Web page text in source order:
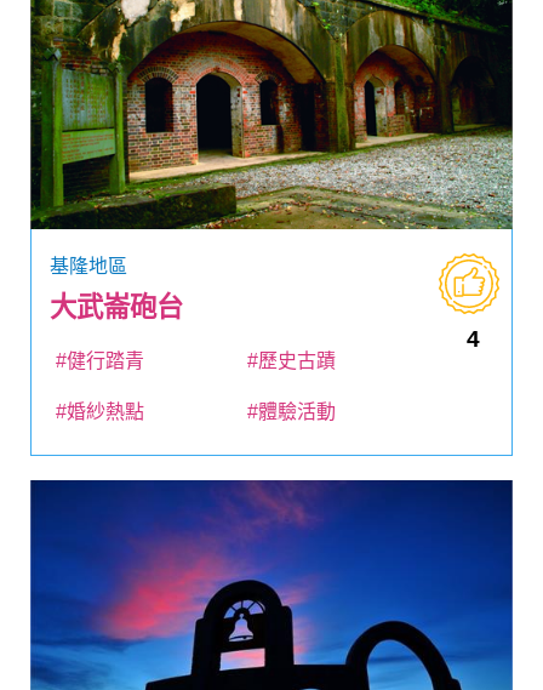
基隆地區
大武崙砲台
4
#健行踏青 #歷史古蹟
#婚紗熱點 #體驗活動